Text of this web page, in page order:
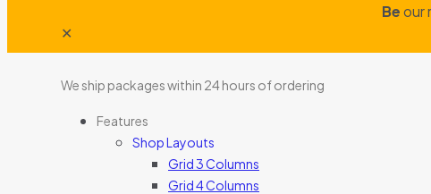
Beour
✕
We ship packages within 24 hours of ordering
Features
Shop Layouts
Grid 3 Columns
Grid 4 Columns